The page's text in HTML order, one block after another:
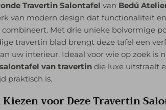
Travertin Salontafel van Bedú
van modern design dat functionaliteit
combineert. Met drie unieke bolvormige
travertin blad brengt deze tafel een
uw interieur. Ideaal voor wie op zoek is
van travertindie luxe uitstraalt
praktisch is.
voor Deze Travertin